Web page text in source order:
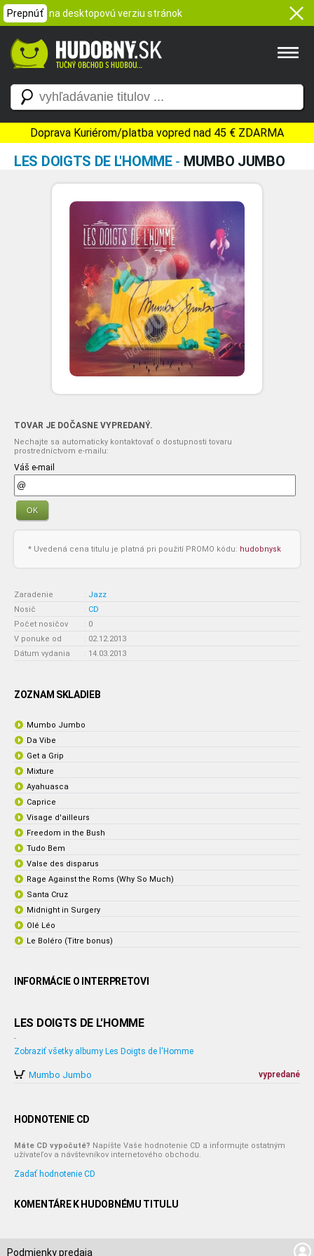
Prepnúť na desktopovú verziu stránok
Doprava Kuriérom/platba vopred nad 45 € ZDARMA
LES DOIGTS DE L'HOMME- MUMBO JUMBO
TOVAR JE DOČASNE VYPREDANÝ.
Nechajte sa automaticky kontaktovať o dostupnosti tovaru
prostredníctvom e-mailu:
Váš e-mail
OK
* Uvedená cena titulu je platná pri použití PROMO kódu: hudobnysk
Zaradenie : Jazz
Nosič
: CD
Počet nosičov
: 0
V ponuke od
: 02.12.2013
Dátum vydania
: 14.03.2013
ZOZNAM SKLADIEB
Mumbo Jumbo
Da Vibe
Get a Grip
Mixture
Ayahuasca
Caprice
Visage d'ailleurs
Freedom in the Bush
Tudo Bem
Valse des disparus
Rage Against the Roms (Why So Much)
Santa Cruz
Midnight in Surgery
Olé Léo
Le Boléro (Titre bonus)
INFORMÁCIE O INTERPRETOVI
LES DOIGTS DE L'HOMME
-
Zobraziť všetky albumy Les Doigts de l'Homme
Mumbo Jumbo vypredané
HODNOTENIE CD
Máte CD vypočuté? Napíšte Vaše hodnotenie CD a informujte ostatným
užívateľov a návštevníkov internetového obchodu.
Zadať hodnotenie CD
KOMENTÁRE K HUDOBNÉMU TITULU
Podmienky predaja